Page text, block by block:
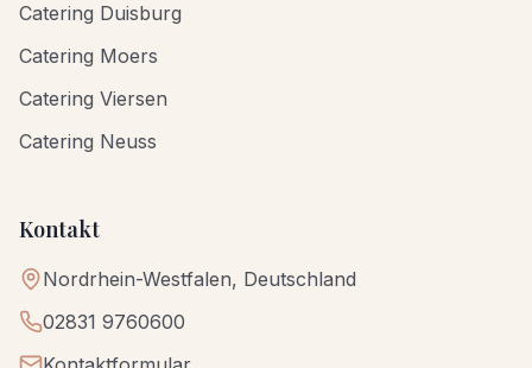
Catering Duisburg
Catering Moers
Catering Viersen
Catering Neuss
Kontakt
Nordrhein-Westfalen, Deutschland
02831 9760600